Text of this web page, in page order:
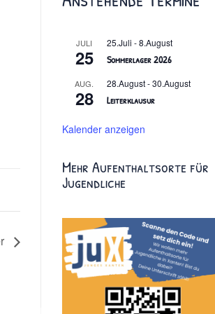
JULI
25
25.Juli -8.August
Sommerlager 2026
AUG.
28
28.August-30.August
Leiterklausur
Kalender anzeigen
Mehr Aufenthaltsorte für
Jugendliche